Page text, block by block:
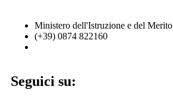
Ministero dell'Istruzione e del Merito
(+39) 0874 822160
Seguici su: